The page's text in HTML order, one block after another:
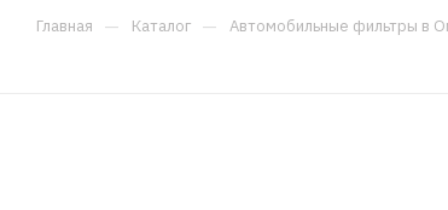
Главная — Каталог — Автомобильные фильтры в